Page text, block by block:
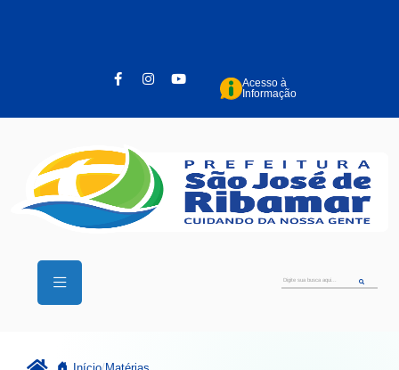
Acesso à
Informação
Início Matérias